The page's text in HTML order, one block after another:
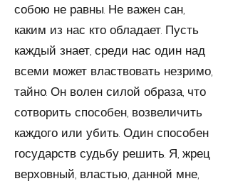
собою не равны. Не важен сан,
каким из нас кто обладает. Пусть
каждый знает, среди нас один над
всеми может властвовать незримо,
тайно. Он волен силой образа, что
сотворить способен, возвеличить
каждого или убить. Один способен
госу­дарств судьбу решить. Я, жрец
верховный, властью, дан­ной мне,